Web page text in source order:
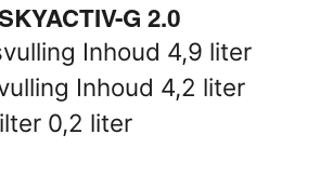
SKYACTIV-G 2.0
Inhoud 4,9 liter
Inhoud 4,2 liter
0,2 liter